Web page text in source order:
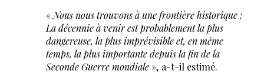
«Nous nous trouvons à une frontière historique :
La décennie à venir est probablement la plus
dangereuse, la plus imprévisible et, en même
temps, la plus importante depuis la fin de la
Seconde Guerre mondiale», a-t-il estimé.